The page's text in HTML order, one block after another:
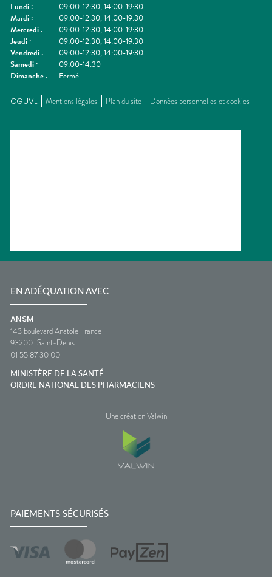
Lundi :
09:00-12:30, 14:00-19:30
Mardi :
09:00-12:30, 14:00-19:30
Mercredi :
09:00-12:30, 14:00-19:30
Jeudi :
09:00-12:30, 14:00-19:30
Vendredi :
09:00-12:30, 14:00-19:30
Samedi :
09:00-14:30
Dimanche : Fermé
CGUVL Mentions légales Plan du site Données personnelles et cookies
EN ADÉQUATION AVEC
ANSM
143 boulevard Anatole France
93200 Saint-Denis
01 55 87 30 00
MINISTÈRE DE LA SANTÉ
ORDRE NATIONAL DES PHARMACIENS
Une création Valwin
PAIEMENTS SÉCURISÉS